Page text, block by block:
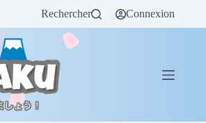
Rechercher Connexion